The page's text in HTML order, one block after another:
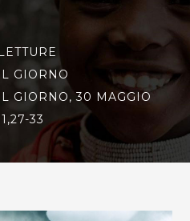
GIORNO
GIORNO, 30 MAGGIO
33